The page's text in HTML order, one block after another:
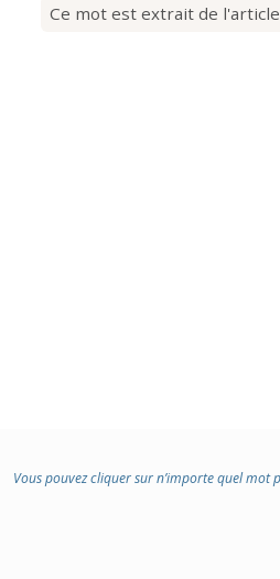
Ce mot est extrait de
Vous pouvez cliquer sur n’importe quel